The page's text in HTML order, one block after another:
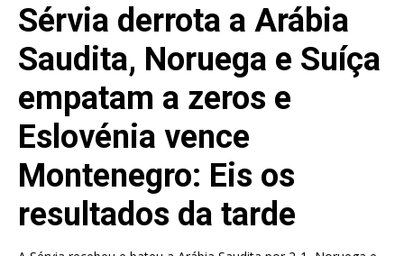
Sérvia derrota a Arábia
Saudita, Noruega e Suíça
empatam a zeros e
Eslovénia vence
Montenegro: Eis os
resultados da tarde